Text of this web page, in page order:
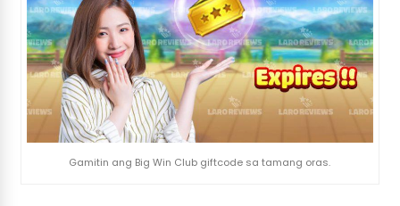
Gamitin ang Big Win Club giftcode sa tamang oras.